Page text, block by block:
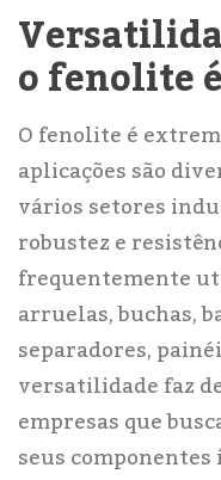
o fenolite
O fenolite é
aplicações são
vários setores
robustez e
frequentemente
arruelas, buchas,
separadores,
versatilidade faz
empresas que
seus